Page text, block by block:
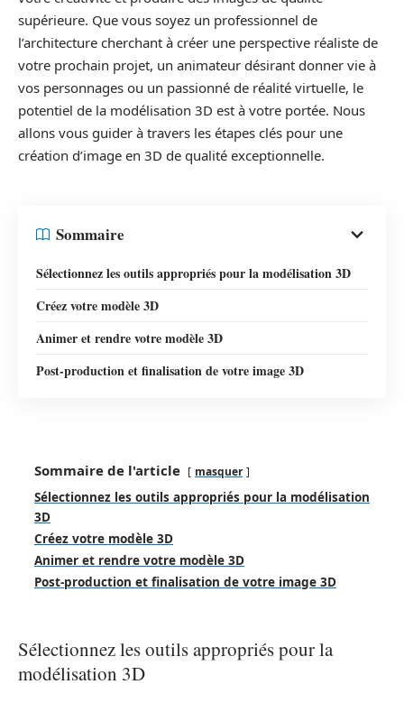
supérieure. Que vous soyez un professionnel de
l’architecture cherchant à créer une perspective réaliste de
votre prochain projet, un animateur désirant donner vie à
vos personnages ou un passionné de réalité virtuelle, le
potentiel de la modélisation 3D est à votre portée. Nous
allons vous guider à travers les étapes clés pour une
création d’image en 3D de qualité exceptionnelle.
Sommaire
Sélectionnez les outils appropriés pour la modélisation 3D
Créez votre modèle 3D
Animer et rendre votre modèle 3D
Post-production et finalisation de votre image 3D
Sommaire de l'article masquer
Sélectionnez les outils appropriés pour la modélisation
3D
Créez votre modèle 3D
Animer et rendre votre modèle 3D
Post-production et finalisation de votre image 3D
Sélectionnez les outils appropriés pour la
modélisation 3D